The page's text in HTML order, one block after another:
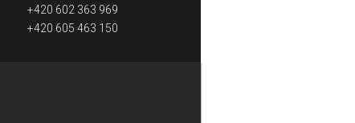
+420 602 363 969
+420 605 463 150